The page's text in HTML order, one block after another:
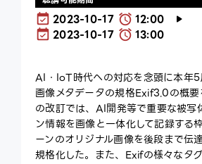
2023-10-17
12:00
2023-10-17
13:00
AI・IoT時代への対応を念頭に本年
画像メタデータの規格Exif3.0の概
の改訂では、AI開発等で重要な被写
ン情報を画像と一体化して記録する
ーンのオリジナル画像を後段まで伝
規格化した。また、Exifの様々なタ